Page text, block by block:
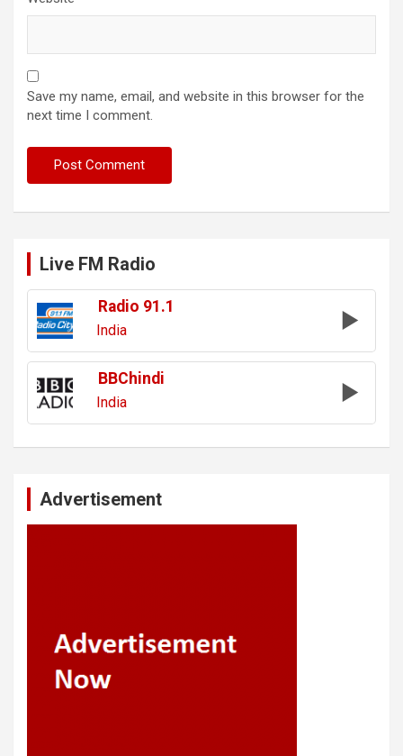
Save my name, email, and website in this browser for the
next time I comment.
Live FM Radio
Radio 91.1
India
BBChindi
India
Advertisement